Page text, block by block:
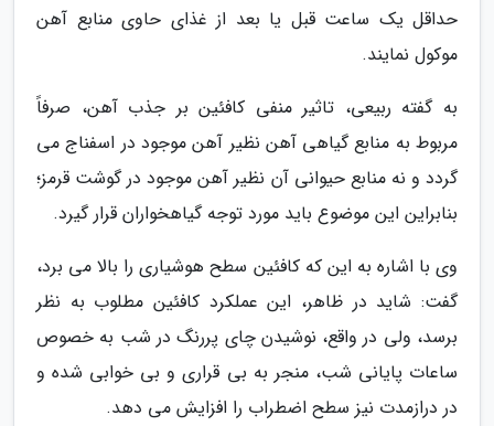
حداقل یک ساعت قبل یا بعد از غذای حاوی منابع آهن
موکول نمایند.
به گفته ربیعی، تاثیر منفی کافئین بر جذب آهن، صرفاً
مربوط به منابع گیاهی آهن نظیر آهن موجود در اسفناج می
گردد و نه منابع حیوانی آن نظیر آهن موجود در گوشت قرمز؛
بنابراین این موضوع باید مورد توجه گیاهخواران قرار گیرد.
وی با اشاره به این که کافئین سطح هوشیاری را بالا می برد،
گفت: شاید در ظاهر، این عملکرد کافئین مطلوب به نظر
برسد، ولی در واقع، نوشیدن چای پررنگ در شب به خصوص
ساعات پایانی شب، منجر به بی قراری و بی خوابی شده و
در درازمدت نیز سطح اضطراب را افزایش می دهد.